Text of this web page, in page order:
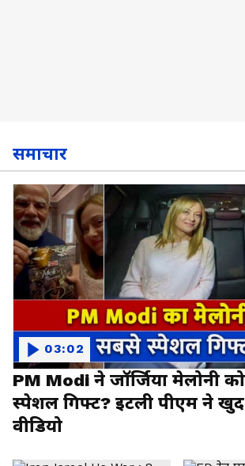
समाचार
PM Modi ने जॉर्जिया मेलोनी को
स्पेशल गिफ्ट? इटली पीएम ने
वीडियो
03:02